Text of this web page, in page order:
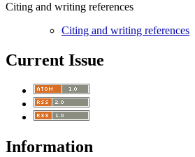
Citing and writing references
Citing and writing references
Current Issue
Information